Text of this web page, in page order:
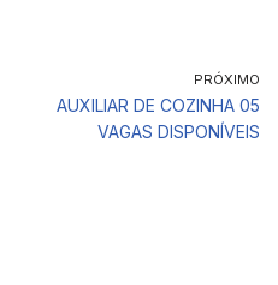
PRÓXIMO
AUXILIAR DE COZINHA 05
VAGAS DISPONÍVEIS